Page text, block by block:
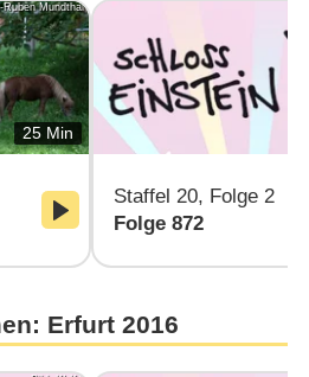
Ruben Mundthal
25 Min
Staffel 20, Folge 2
Folge 872
Erfurt 2016